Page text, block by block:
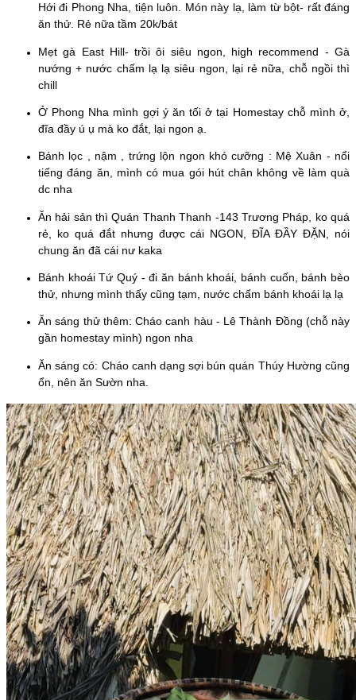
Hới đi Phong Nha, tiện luôn. Món này lạ, làm từ bột- rất đáng
ăn thử. Rẻ nữa tầm 20k/bát
Mẹt gà East Hill- trồi ôi siêu ngon, high recommend - Gà
nướng + nước chấm lạ lạ siêu ngon, lại rẻ nữa, chỗ ngồi thì
chill
Ở Phong Nha mình gợi ý ăn tối ở tại Homestay chỗ mình ở,
đĩa đầy ú ụ mà ko đắt, lại ngon ạ.
Bánh lọc , nậm , trứng lộn ngon khó cưỡng : Mệ Xuân - nổi
tiếng đáng ăn, mình có mua gói hút chân không về làm quà
dc nha
Ăn hải sản thì Quán Thanh Thanh -143 Trương Pháp, ko quá
rẻ, ko quá đắt nhưng được cái NGON, ĐĨA ĐẦY ĐẶN, nói
chung ăn đã cái nư kaka
Bánh khoái Tứ Quý - đi ăn bánh khoái, bánh cuốn, bánh bèo
thử, nhưng mình thấy cũng tạm, nước chấm bánh khoái lạ lạ
Ăn sáng thử thêm: Cháo canh hàu - Lê Thành Đồng (chỗ này
gần homestay mình) ngon nha
Ăn sáng có: Cháo canh dạng sợi bún quán Thúy Hường cũng
ổn, nên ăn Sườn nha.